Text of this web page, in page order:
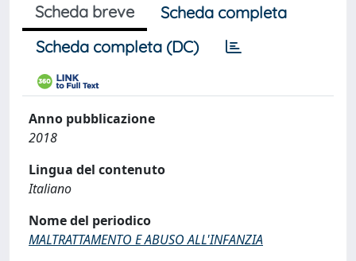
Scheda breve
Scheda completa
Scheda completa (DC)
Anno pubblicazione
2018
Lingua del contenuto
Italiano
Nome del periodico
MALTRATTAMENTO E ABUSO ALL'INFANZIA